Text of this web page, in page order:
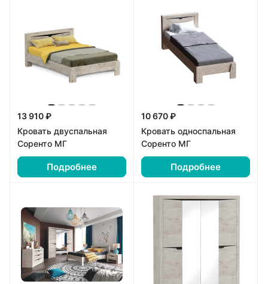
13 910 ₽
Кровать двуспальная
Соренто МГ
Подробнее
10 670 ₽
Кровать односпальная
Соренто МГ
Подробнее